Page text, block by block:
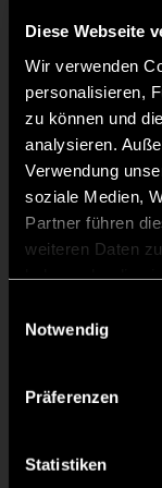
Diese Webseite
Wir verwenden
personalisieren,
zu können und
analysieren.
Verwendung
soziale Medien,
Partner führen
weiteren Daten
Notwendig
Präferenzen
Statistiken
42'
37'